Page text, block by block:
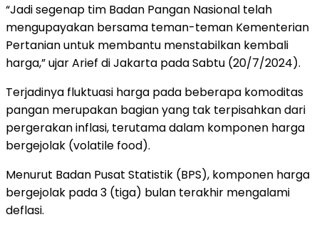
“Jadi segenap tim Badan Pangan Nasional telah
mengupayakan bersama teman-teman Kementerian
Pertanian untuk membantu menstabilkan kembali
harga,” ujar Arief di Jakarta pada Sabtu (20/7/2024).
Terjadinya fluktuasi harga pada beberapa komoditas
pangan merupakan bagian yang tak terpisahkan dari
pergerakan inflasi, terutama dalam komponen harga
bergejolak (volatile food).
Menurut Badan Pusat Statistik (BPS), komponen harga
bergejolak pada 3 (tiga) bulan terakhir mengalami
deflasi.